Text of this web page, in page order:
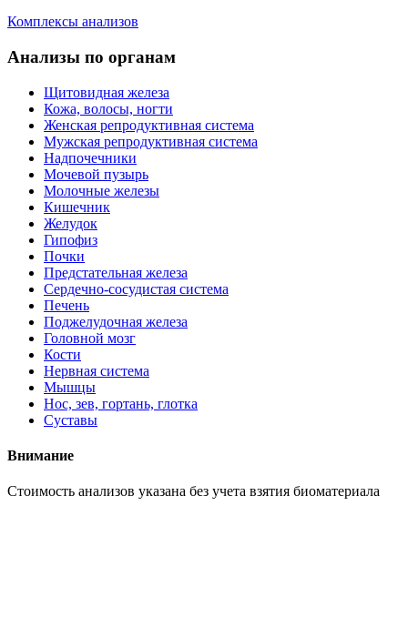
Комплексы анализов
Анализы по органам
Щитовидная железа
Кожа, волосы, ногти
Женская репродуктивная система
Мужская репродуктивная система
Надпочечники
Мочевой пузырь
Молочные железы
Кишечник
Желудок
Гипофиз
Почки
Предстательная железа
Сердечно-сосудистая система
Печень
Поджелудочная железа
Головной мозг
Кости
Нервная система
Мышцы
Нос, зев, гортань, глотка
Суставы
Внимание
Cтоимость анализов указана без учета взятия биоматериала